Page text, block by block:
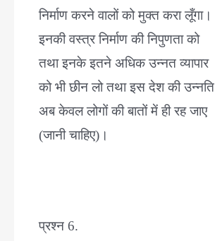
निर्माण करने वालों को मुक्त करा लूँगा।
इनकी वस्त्र निर्माण की निपुणता को
तथा इनके इतने अधिक उन्नत व्यापार
को भी छीन लो तथा इस देश की उन्नति
अब केवल लोगों की बातों में ही रह जाए
(जानी चाहिए)।
प्रश्न 6.